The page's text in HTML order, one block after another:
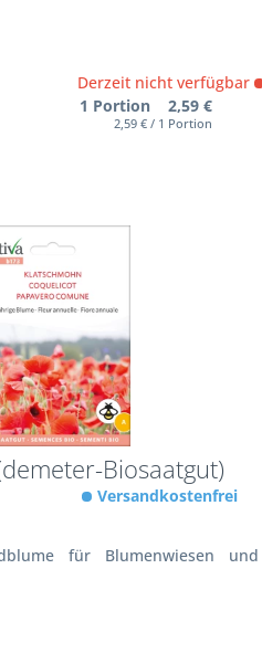
Derzeit nicht verfügbar
1 Portion 2,59 €
2,59 € / 1 Portion
Biosaatgut)
für Blumenwiesen und
Versandkostenfrei